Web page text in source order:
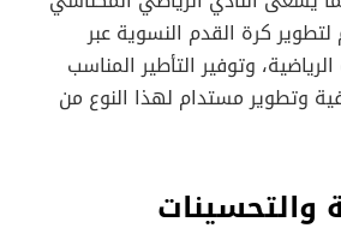
لتطوير كرة القدم النسوية عبر
وتوفير التأطير المناسب
وتطوير مستدام لهذا النوع من
والتحسينات